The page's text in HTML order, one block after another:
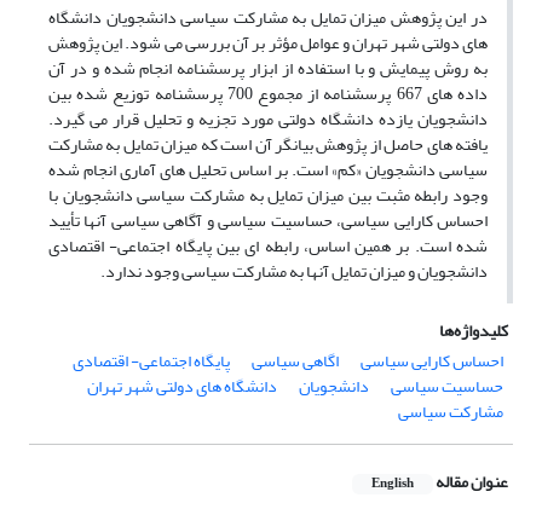
در این پژوهش میزان تمایل به مشارکت سیاسی دانشجویان دانشگاه
های دولتی شهر تهران و عوامل مؤثر بر آن بررسی می شود. این پژوهش
به روش پیمایش و با استفاده از ابزار پرسشنامه انجام شده و در آن
داده های 667 پرسشنامه از مجموع 700 پرسشنامه توزیع شده بین
دانشجویان یازده دانشگاه دولتی مورد تجزیه و تحلیل قرار می گیرد.
یافته های حاصل از پژوهش بیانگر آن است که میزان تمایل به مشارکت
سیاسی دانشجویان «کم» است. بر اساس تحلیل های آماری انجام شده
وجود رابطه مثبت بین میزان تمایل به مشارکت سیاسی دانشجویان با
احساس کارایی سیاسی، حساسیت سیاسی و آگاهی سیاسی آنها تأیید
شده است. بر همین اساس، رابطه ای بین پایگاه اجتماعی- اقتصادی
دانشجویان و میزان تمایل آنها به مشارکت سیاسی وجود ندارد.
کلیدواژه‌ها
احساس کارایی سیاسی
اگاهی سیاسی پایگاه اجتماعی- اقتصادی
حساسیت سیاسی دانشجویان دانشگاه های دولتی شهر تهران
مشارکت سیاسی
عنوان مقاله English